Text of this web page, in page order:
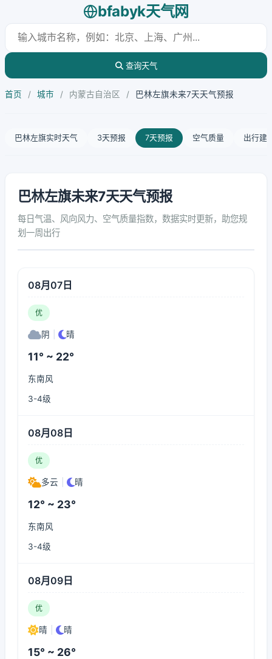
bfabyk天气网
查询天气
首页 / 城市 / 内蒙古自治区 / 巴林左旗未来7天天气预报
巴林左旗实时天气 3天预报 7天预报 空气质量 出行建
巴林左旗未来7天天气预报
每日气温、风向风力、空气质量指数，数据实时更新，助您规
划一周出行
08月07日
优
阴 晴
11° ~ 22°
东南风
3-4级
08月08日
优
多云 晴
12° ~ 23°
东南风
3-4级
08月09日
优
晴 晴
15° ~ 26°